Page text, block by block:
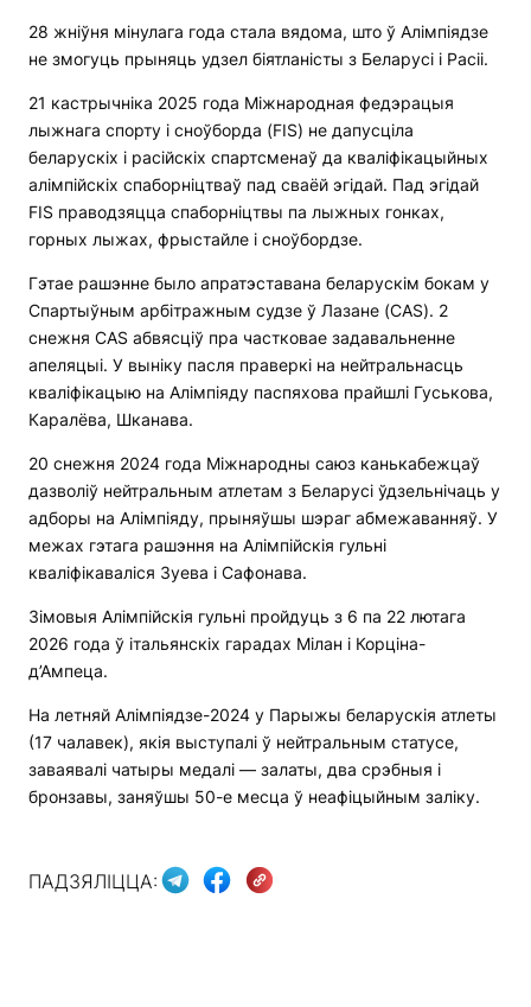
28 жніўня мінулага года стала вядома, што ў Алімпіядзе
не змогуць прыняць удзел біятланісты з Беларусі і Расіі.
21 кастрычніка 2025 года Міжнародная федэрацыя
лыжнага спорту і сноўборда (FIS) не дапусціла
беларускіх і расійскіх спартсменаў да кваліфікацыйных
алімпійскіх спаборніцтваў пад сваёй эгідай. Пад эгідай
FIS праводзяцца спаборніцтвы па лыжных гонках,
горных лыжах, фрыстайле і сноўбордзе.
Гэтае рашэнне было апратэставана беларускім бокам у
Спартыўным арбітражным судзе ў Лазане (CAS). 2
снежня CAS абвясціў пра частковае задавальненне
апеляцыі. У выніку пасля праверкі на нейтральнасць
кваліфікацыю на Алімпіяду паспяхова прайшлі Гуськова,
Каралёва, Шканава.
20 снежня 2024 года Міжнародны саюз канькабежцаў
дазволіў нейтральным атлетам з Беларусі ўдзельнічаць у
адборы на Алімпіяду, прыняўшы шэраг абмежаванняў. У
межах гэтага рашэння на Алімпійскія гульні
кваліфікаваліся Зуева і Сафонава.
Зімовыя Алімпійскія гульні пройдуць з 6 па 22 лютага
2026 года ў італьянскіх гарадах Мілан і Корціна-
д’Ампеца.
На летняй Алімпіядзе-2024 у Парыжы беларускія атлеты
(17 чалавек), якія выступалі ў нейтральным статусе,
заваявалі чатыры медалі — залаты, два срэбныя і
бронзавы, заняўшы 50-е месца ў неафіцыйным заліку.
ПАДЗЯЛІЦЦА: